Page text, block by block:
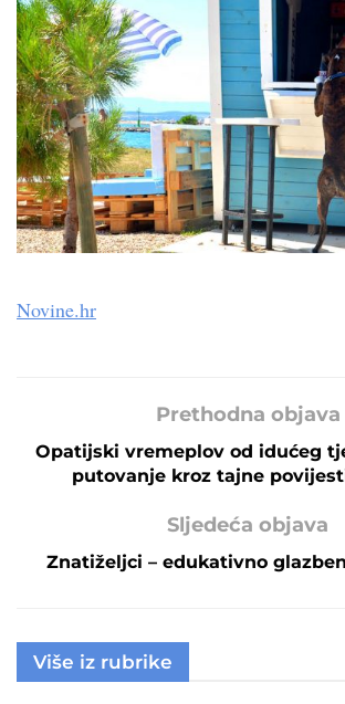
Novine.hr
Prethodna objava
Opatijski vremeplov od idućeg
putovanje kroz tajne
Sljedeća objava
Znatiželjci – edukativno
Više iz rubrike